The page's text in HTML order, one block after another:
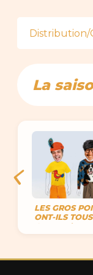
Distribution/
La
LES GROS
ONT-ILS
CŒUR
?